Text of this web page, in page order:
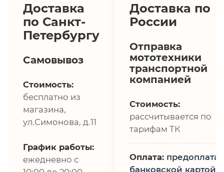
Доставка
по Санкт-
Петербургу
Самовывоз
Стоимость:
бесплатно из
магазина,
ул.Симонова, д.11
График работы:
ежедневно с
Доставка по
России
Отправка
мототехники
транспортной
компанией
Стоимость:
рассчитывается по
тарифам ТК
Оплата: предоплата,
банковской картой